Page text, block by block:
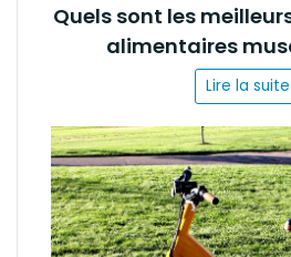
Quels sont les
alimentaires
Lire la suite